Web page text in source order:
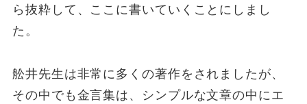
ら抜粋して、ここに書いていくことにしまし
た。
舩井先生は非常に多くの著作をされましたが、
その中でも金言集は、シンプルな文章の中にエ